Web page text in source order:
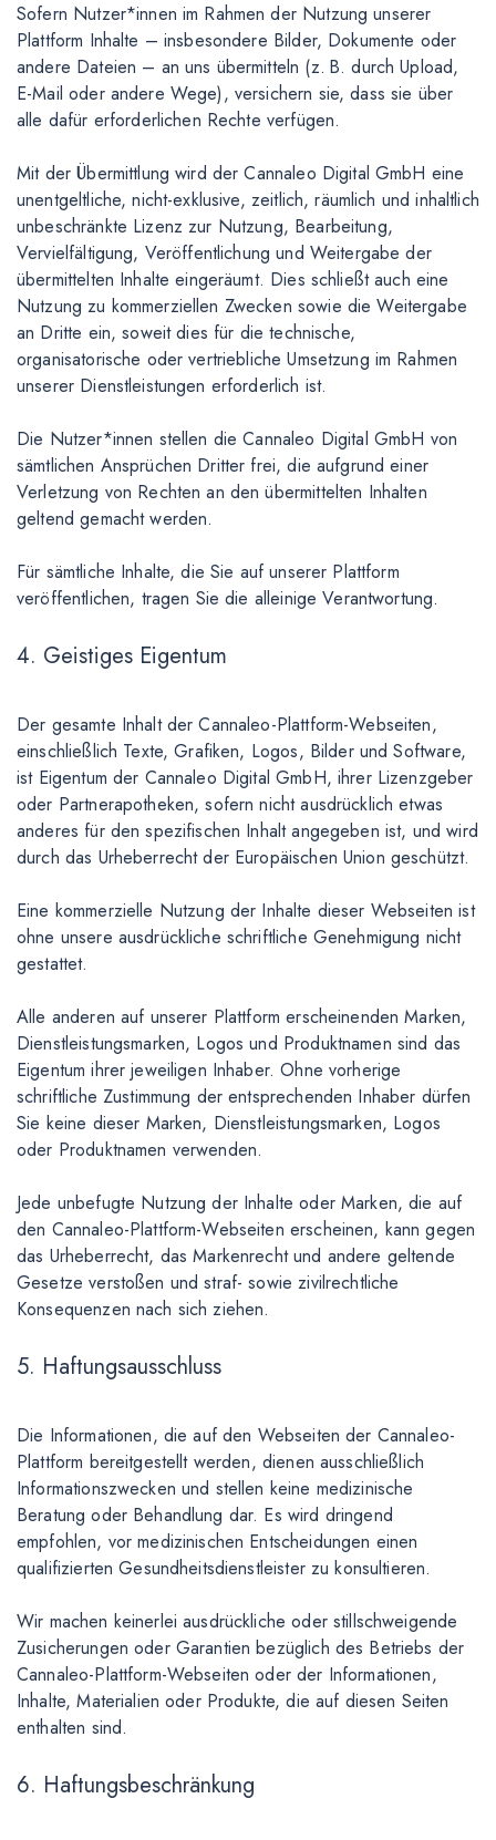
Sofern Nutzer*innen im Rahmen der Nutzung unserer
Plattform Inhalte – insbesondere Bilder, Dokumente oder
andere Dateien – an uns übermitteln (z. B. durch Upload,
E-Mail oder andere Wege), versichern sie, dass sie über
alle dafür erforderlichen Rechte verfügen.
Mit der Übermittlung wird der Cannaleo Digital GmbH eine
unentgeltliche, nicht-exklusive, zeitlich, räumlich und inhaltlich
unbeschränkte Lizenz zur Nutzung, Bearbeitung,
Vervielfältigung, Veröffentlichung und Weitergabe der
übermittelten Inhalte eingeräumt. Dies schließt auch eine
Nutzung zu kommerziellen Zwecken sowie die Weitergabe
an Dritte ein, soweit dies für die technische,
organisatorische oder vertriebliche Umsetzung im Rahmen
unserer Dienstleistungen erforderlich ist.
Die Nutzer*innen stellen die Cannaleo Digital GmbH von
sämtlichen Ansprüchen Dritter frei, die aufgrund einer
Verletzung von Rechten an den übermittelten Inhalten
geltend gemacht werden.
Für sämtliche Inhalte, die Sie auf unserer Plattform
veröffentlichen, tragen Sie die alleinige Verantwortung.
4. Geistiges Eigentum
Der gesamte Inhalt der Cannaleo-Plattform-Webseiten,
einschließlich Texte, Grafiken, Logos, Bilder und Software,
ist Eigentum der Cannaleo Digital GmbH, ihrer Lizenzgeber
oder Partnerapotheken, sofern nicht ausdrücklich etwas
anderes für den spezifischen Inhalt angegeben ist, und wird
durch das Urheberrecht der Europäischen Union geschützt.
Eine kommerzielle Nutzung der Inhalte dieser Webseiten ist
ohne unsere ausdrückliche schriftliche Genehmigung nicht
gestattet.
Alle anderen auf unserer Plattform erscheinenden Marken,
Dienstleistungsmarken, Logos und Produktnamen sind das
Eigentum ihrer jeweiligen Inhaber. Ohne vorherige
schriftliche Zustimmung der entsprechenden Inhaber dürfen
Sie keine dieser Marken, Dienstleistungsmarken, Logos
oder Produktnamen verwenden.
Jede unbefugte Nutzung der Inhalte oder Marken, die auf
den Cannaleo-Plattform-Webseiten erscheinen, kann gegen
das Urheberrecht, das Markenrecht und andere geltende
Gesetze verstoßen und straf- sowie zivilrechtliche
Konsequenzen nach sich ziehen.
5. Haftungsausschluss
Die Informationen, die auf den Webseiten der Cannaleo-
Plattform bereitgestellt werden, dienen ausschließlich
Informationszwecken und stellen keine medizinische
Beratung oder Behandlung dar. Es wird dringend
empfohlen, vor medizinischen Entscheidungen einen
qualifizierten Gesundheitsdienstleister zu konsultieren.
Wir machen keinerlei ausdrückliche oder stillschweigende
Zusicherungen oder Garantien bezüglich des Betriebs der
Cannaleo-Plattform-Webseiten oder der Informationen,
Inhalte, Materialien oder Produkte, die auf diesen Seiten
enthalten sind.
6. Haftungsbeschränkung